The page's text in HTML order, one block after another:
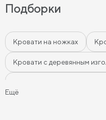
Подборки
Кровати на ножках
Кровати с деревянным
Ещё